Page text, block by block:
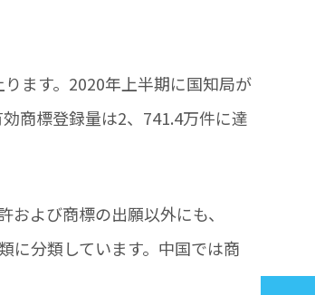
ます。2020年上半期に国知局が
商標登録量は2、741.4万件に達
よび商標の出願以外にも、
に分類しています。中国では商